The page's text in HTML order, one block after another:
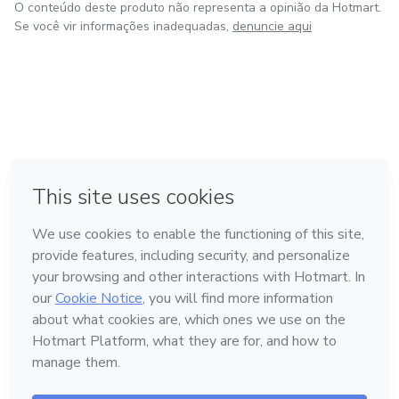
O conteúdo deste produto não representa a opinião da Hotmart.
Se você vir informações inadequadas, denuncie aqui
Feito com ❤ em Bogotá
Conheça a Hotmart
Idioma
Português